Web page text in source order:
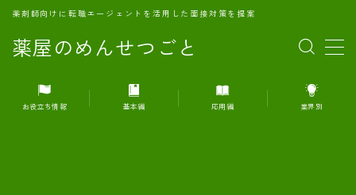
薬屋のめんせつごと
薬剤師向けに転職エージェントを活用した面接対策を提案
MENU
1.転職エージェントとは何か？
お役立ち情報 基本編 応用編 業界別